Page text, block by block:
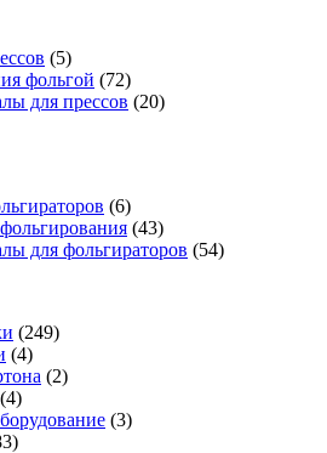
(5)
фольгой (72)
для прессов (20)
(6)
(43)
для фольгираторов (54)
(249)
(4)
(2)
(4)
(3)